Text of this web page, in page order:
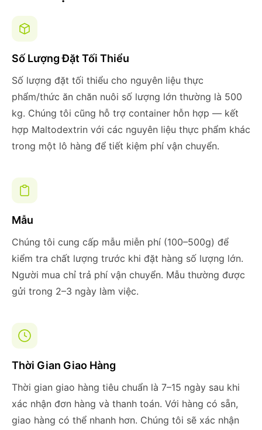
Số Lượng Đặt Tối Thiểu
Số lượng đặt tối thiểu cho nguyên liệu thực
phẩm/thức ăn chăn nuôi số lượng lớn thường là 500
kg. Chúng tôi cũng hỗ trợ container hỗn hợp — kết
hợp Maltodextrin với các nguyên liệu thực phẩm khác
trong một lô hàng để tiết kiệm phí vận chuyển.
Mẫu
Chúng tôi cung cấp mẫu miễn phí (100–500g) để
kiểm tra chất lượng trước khi đặt hàng số lượng lớn.
Người mua chỉ trả phí vận chuyển. Mẫu thường được
gửi trong 2–3 ngày làm việc.
Thời Gian Giao Hàng
Thời gian giao hàng tiêu chuẩn là 7–15 ngày sau khi
xác nhận đơn hàng và thanh toán. Với hàng có sẵn,
giao hàng có thể nhanh hơn. Chúng tôi sẽ xác nhận